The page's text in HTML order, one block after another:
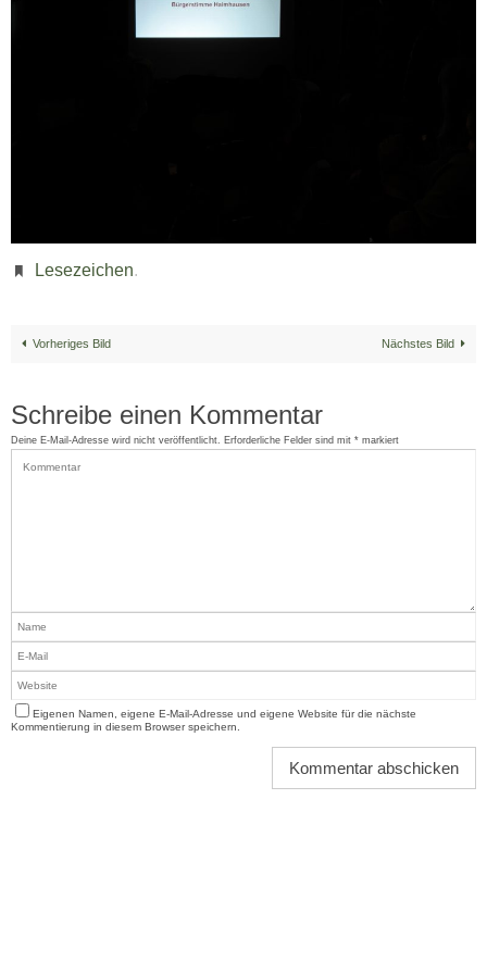
Lesezeichen.
Vorheriges Bild Nächstes Bild
Schreibe einen Kommentar
Deine E-Mail-Adresse wird nicht veröffentlicht. Erforderliche Felder sind mit * markiert
Eigenen Namen, eigene E-Mail-Adresse und eigene Website für die nächste
Kommentierung in diesem Browser speichern.